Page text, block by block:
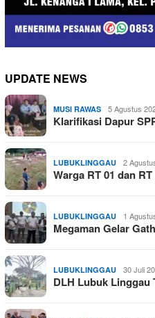
UPDATE NEWS
MUSI RAWAS 5 Agustus
Klarifikasi Dapur
LUBUKLINGGAU 2
Warga RT 01 dan
LUBUKLINGGAU 1
Megaman Gelar
LUBUKLINGGAU 30 Juli
DLH Lubuk Linggau